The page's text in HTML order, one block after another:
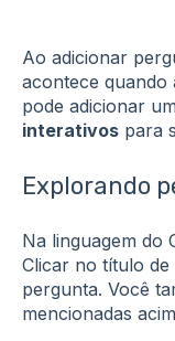
Ao adicionar
acontece quando
pode adicionar um
interativospara
Explorando
Na linguagem do
Clicar no título de
pergunta. Você
mencionadas